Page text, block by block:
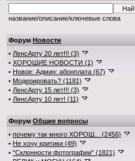
название/описание/ключевые слова
Форум Новости
• ЛенсАрту 20 лет!!! (3)
• ХОРОШИЕ НОВОСТИ (1)
• Новое: Админ: абонплата (67)
• Модерировать? (1181)
• ЛенсАрту 15 лет!!! (3)
• ЛенсАрту 10 лет! (11)
Форум Общие вопросы
• почему так много ХОРОШ... (2456)
• Не хочу критики (49)
• "Склонности фотографии" (1821)